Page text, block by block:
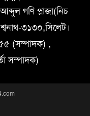
গণি প্লাজা(নিচ
৩১৩০,সিলেট।
(সম্পাদক) ,
সম্পাদক)